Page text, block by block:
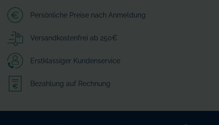
Persönliche Preise nach Anmeldung
Versandkostenfrei ab 250€
Erstklassiger Kundenservice
Bezahlung auf Rechnung